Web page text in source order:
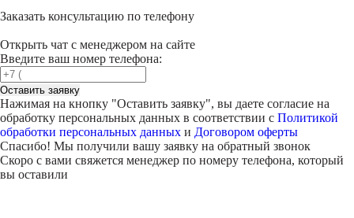
Заказать консультацию по телефону
Открыть чат с менеджером на сайте
Введите ваш номер телефона:
Оставить заявку
Нажимая на кнопку "Оставить заявку", вы даете согласие на
обработку персональных данных в соответствии с Политикой
обработки персональных данных и Договором оферты
Спасибо! Мы получили вашу заявку на обратный звонок
Скоро с вами свяжется менеджер по номеру телефона, который
вы оставили